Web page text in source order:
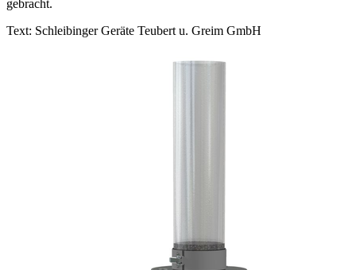
gebracht.
Text: Schleibinger Geräte Teubert u. Greim GmbH